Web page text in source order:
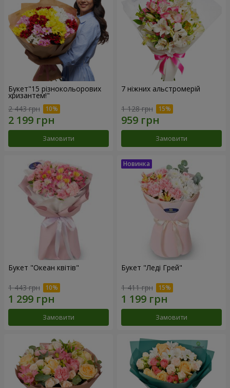
Букет"15 різнокольорових
хризантем!"
2 443 грн
Замовити
7 ніжних альстромерій
1 128 грн
Замовити
Букет "Океан квітів"
1 443 грн
Замовити
Букет "Леді Грей"
1 411 грн
Замовити